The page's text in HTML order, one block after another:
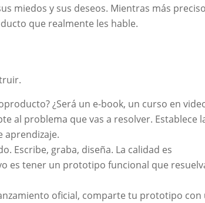
miedos y sus deseos. Mientras más preciso
que realmente les hable.
¿Será un e-book, un curso en
al problema que vas a resolver. Establece
aprendizaje.
Escribe, graba, diseña. La calidad es
es tener un prototipo funcional que
oficial, comparte tu prototipo con